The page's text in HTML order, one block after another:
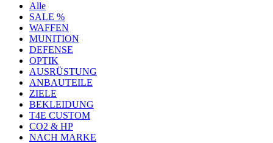
Alle
SALE %
WAFFEN
MUNITION
DEFENSE
OPTIK
AUSRÜSTUNG
ANBAUTEILE
ZIELE
BEKLEIDUNG
T4E CUSTOM
CO2 & HP
NACH MARKE